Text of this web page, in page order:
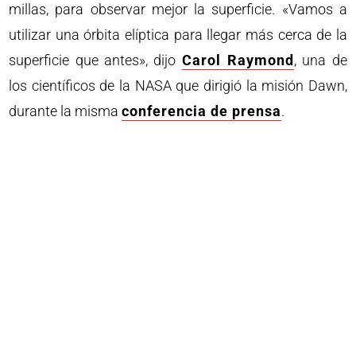
millas, para observar mejor la superficie. «Vamos a
utilizar una órbita elíptica para llegar más cerca de la
superficie que antes», dijo Carol Raymond , una de
los científicos de la NASA que dirigió la misión Dawn,
durante la mismaconferencia de prensa.